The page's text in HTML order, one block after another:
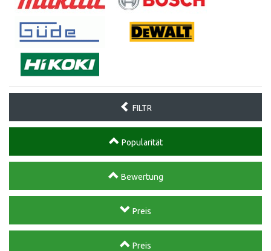
FILTR
Popularität
Bewertung
Preis
Preis